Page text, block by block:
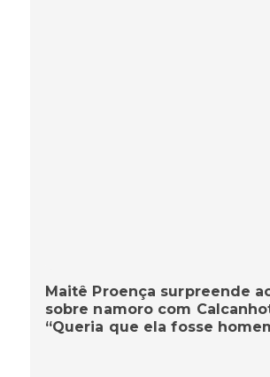
Maitê Proença surpreende
sobre namoro com
“Queria que ela fosse